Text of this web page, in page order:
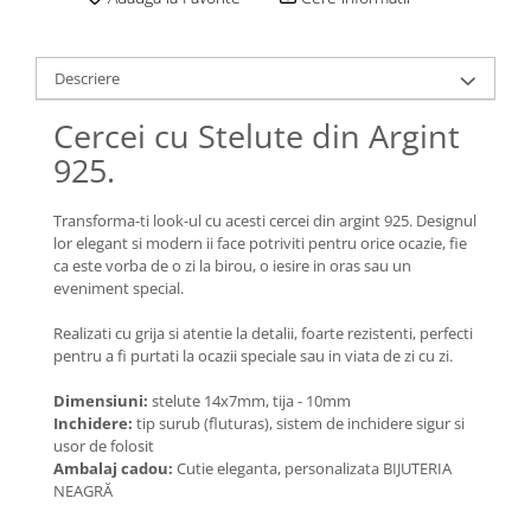
Lănțișoare cu Semilună
Lănțișoare cu Animale
Lănțișoare cu Molecule
Lănțișoare cu Pietre Naturale
Lănțișoare Argint Diverse
Coliere cu Perle Naturale
Coliere cu Perle Preciosa
COLIERE ȘNUR REGLABIL
Coliere cu Inimioare
Coliere cu Cruce
Coliere cu Soare
Coliere cu Semilună
Coliere cu Zodii
Descriere
Cercei cu Stelute din Argint
925.
Transforma-ti look-ul cu acesti cercei din argint 925. Designul
lor elegant si modern ii face potriviti pentru orice ocazie, fie
ca este vorba de o zi la birou, o iesire in oras sau un
eveniment special.
Realizati cu grija si atentie la detalii, foarte rezistenti, perfecti
pentru a fi purtati la ocazii speciale sau in viata de zi cu zi.
Dimensiuni: stelute 14x7mm, tija - 10mm
Inchidere: tip surub (fluturas), sistem de inchidere sigur si
usor de folosit
Ambalaj cadou: Cutie eleganta, personalizata BIJUTERIA
NEAGRĂ